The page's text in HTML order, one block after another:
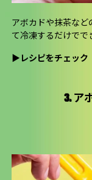
アボカドや抹茶な
て冷凍するだけでで
▶ レシピをチェック
3. ア